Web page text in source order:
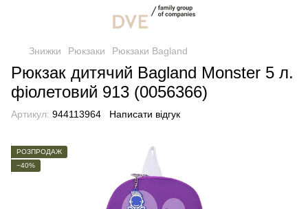
Знижки Рюкзаки Рюкзаки Bagland
Рюкзак дитячий Bagland Monster 5 л.
фіолетовий 913 (0056366)
Артикул: 944113964 Написати відгук
РОЗПРОДАЖ
−40%